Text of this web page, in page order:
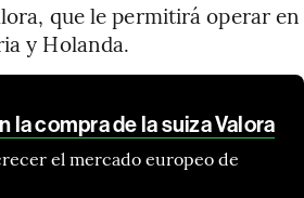
que le permitirá operar en
y Holanda.
la compra de la suiza Valora
el mercado europeo de